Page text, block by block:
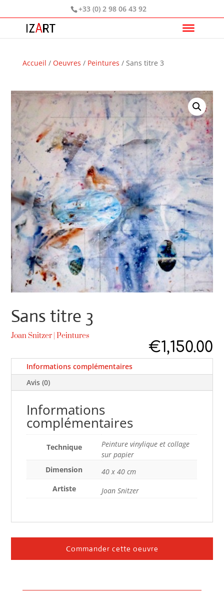
+33 (0) 2 98 06 43 92
Accueil / Oeuvres / Peintures / Sans titre 3
Sans titre 3
Joan Snitzer |Peintures
€1,150.00
Informations complémentaires
Avis (0)
Informations
complémentaires
Technique
Peinture vinylique et collage
sur papier
Dimension
40 x 40 cm
Artiste
Joan Snitzer
Commander cette oeuvre